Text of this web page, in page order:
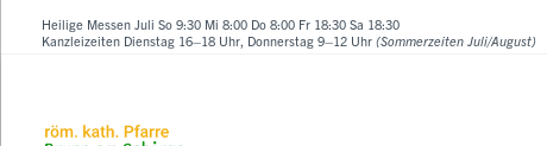
Heilige Messen Juli So 9:30 Mi 8:00 Do 8:00 Fr 18:30 Sa 18:30
Kanzleizeiten Dienstag 16–18 Uhr, Donnerstag 9–12 Uhr (Sommerzeiten Juli/August)